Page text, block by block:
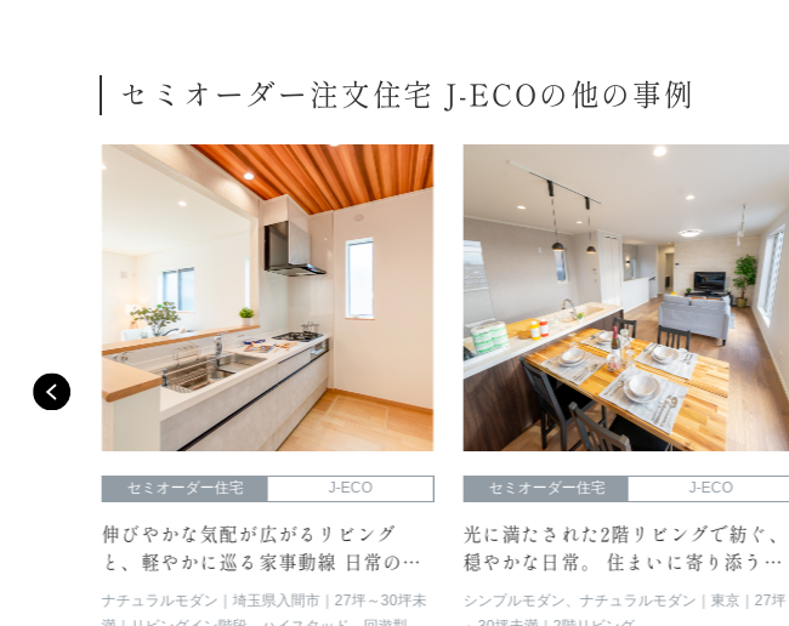
セミオーダー注文住宅 J-ECOの他の事例
セミオーダー住宅 J-ECO
伸びやかな気配が広がるリビング
と、軽やかに巡る家事動線 日常のリ
ズムを整える、心地よい住まい。
ナチュラルモダン 埼玉県入間市
27坪～30坪未
セミオーダー住宅 J-ECO
光に満たされた2階リビングで紡ぐ、
穏やかな日常。 住まいに寄り添う心
地よさを感じられるお家
シンプルモダン、ナチュラルモダン 東京
27坪